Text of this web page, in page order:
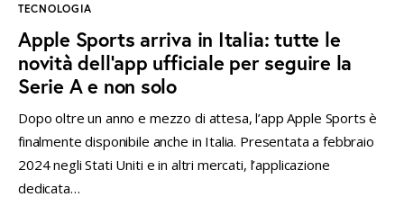
TECNOLOGIA
Apple Sports arriva in Italia: tutte le
novità dell’app ufficiale per seguire la
Serie A e non solo
Dopo oltre un anno e mezzo di attesa, l’app Apple Sports è
finalmente disponibile anche in Italia. Presentata a febbraio
2024 negli Stati Uniti e in altri mercati, l’applicazione
dedicata…